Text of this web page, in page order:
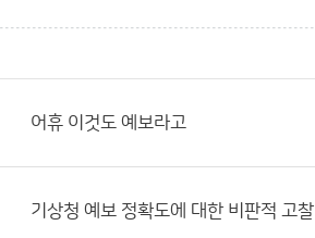
어휴 이것도 예보라고
기상청 예보 정확도에 대한 비판적 고찰